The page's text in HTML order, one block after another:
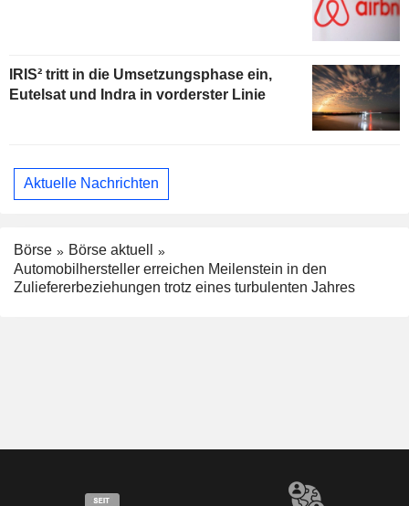
IRIS² tritt in die Umsetzungsphase ein,
Eutelsat und Indra in vorderster Linie
Aktuelle Nachrichten
Börse
Börse aktuell
Automobilhersteller erreichen Meilenstein in den
Zuliefererbeziehungen trotz eines turbulenten Jahres